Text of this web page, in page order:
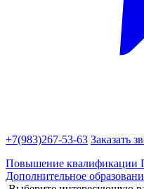
+7(983)267-53-63 Заказать
Повышение квалификации
Дополнительное